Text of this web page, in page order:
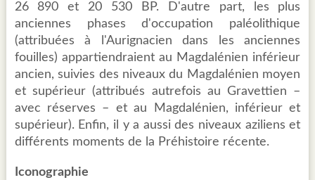
26 890 et 20 530 BP. D'autre part, les plus
anciennes phases d'occupation paléolithique
(attribuées à l'Aurignacien dans les anciennes
fouilles) appartiendraient au Magdalénien inférieur
ancien, suivies des niveaux du Magdalénien moyen
et supérieur (attribués autrefois au Gravettien –
avec réserves – et au Magdalénien, inférieur et
supérieur). Enfin, il y a aussi des niveaux aziliens et
différents moments de la Préhistoire récente.
Iconographie